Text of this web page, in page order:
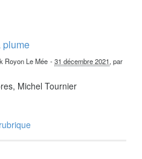
plume
Royon Le Mée -31 décembre 2021, par
Michel Tournier